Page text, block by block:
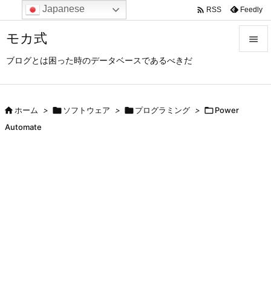
モカ式
ブログとは困った時のデータベースであるべきだ

 RSS Feedly
ホーム >  ソフトウェア > プログラミング > Power
Automate
Japanese